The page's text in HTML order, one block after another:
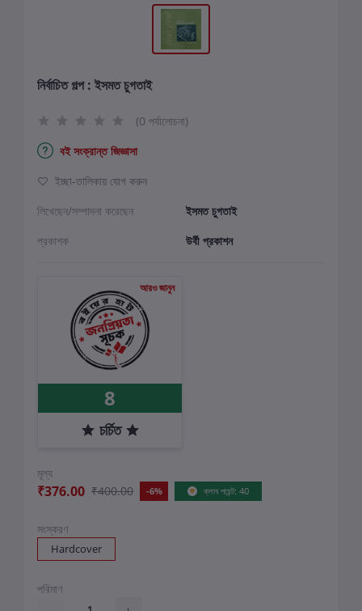
নির্বাচিত গল্প : ইসমত চুগতাই
(0 পর্যালোচনা)
বই সংক্রান্ত জিজ্ঞাসা
ইচ্ছা-তালিকায় যোগ করুন
লিখেছেন/সম্পাদনা করেছেন
ইসমত চুগতাই
প্রকাশক
উর্বী প্রকাশন
আরও জানুন
8
চর্চিত
মূল্য
₹376.00 ₹400.00 -6% ক্লাব পয়েন্ট: 40
সংস্করণ
Hardcover
পরিমাণ